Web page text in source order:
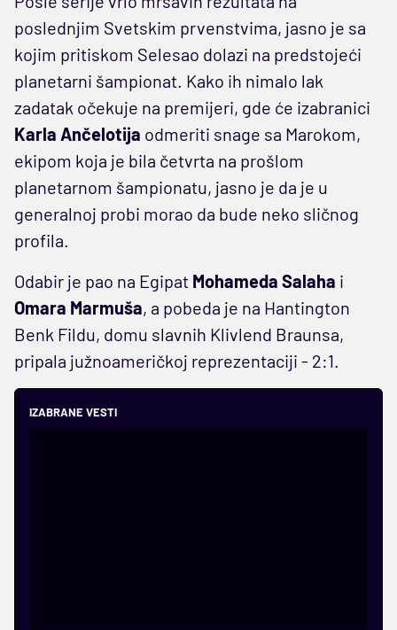
poslednjim Svetskim prvenstvima, jasno je sa
kojim pritiskom Selesao dolazi na predstojeći
planetarni šampionat. Kako ih nimalo lak
zadatak očekuje na premijeri, gde će izabranici
Karla Ančelotija odmeriti snage sa Marokom,
ekipom koja je bila četvrta na prošlom
planetarnom šampionatu, jasno je da je u
generalnoj probi morao da bude neko sličnog
profila.
Odabir je pao na Egipat Mohameda Salaha i
Omara Marmuša, a pobeda je na Hantington
Benk Fildu, domu slavnih Klivlend Braunsa,
pripala južnoameričkoj reprezentaciji - 2:1.
IZABRANE VESTI